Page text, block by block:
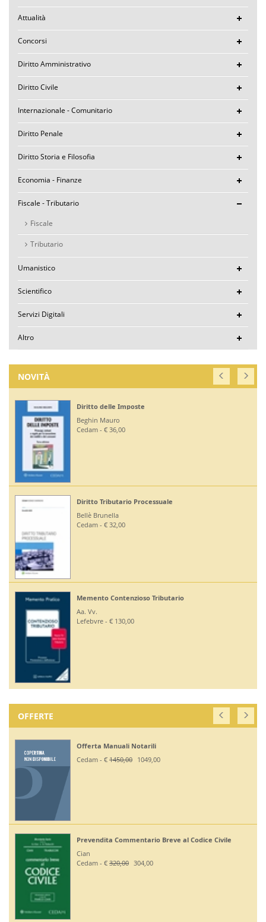
Attualità
Concorsi
Diritto Amministrativo
Diritto Civile
Internazionale - Comunitario
Diritto Penale
Diritto Storia e Filosofia
Economia - Finanze
Fiscale - Tributario
Fiscale
Tributario
Umanistico
Scientifico
Servizi Digitali
Altro
NOVITÀ
Diritto delle Imposte
Beghin Mauro
Cedam - € 36,00
Diritto Tributario Processuale
Bellè Brunella
Cedam - € 32,00
Memento Contenzioso Tributario
Aa. Vv.
Lefebvre - € 130,00
OFFERTE
Offerta Manuali Notarili
Cedam - € 1450,00 1049,00
Prevendita Commentario Breve al Codice Civile
Cian
Cedam - € 320,00 304,00